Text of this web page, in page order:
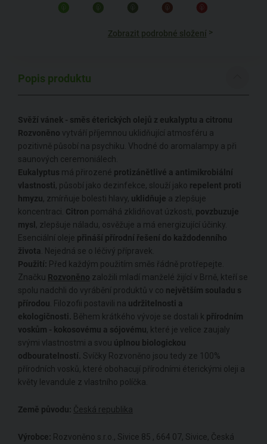
Zobrazit podrobné složení >
Popis produktu
Svěží vánek - směs éterických olejů z eukalyptu a citronu
Rozvoněno vytváří příjemnou uklidňující atmosféru a
pozitivně působí na psychiku. Vhodné do aromalampy a při
saunových ceremoniálech.
Eukalyptus má přirozené protizánětlivé a antimikrobiální
vlastnosti, působí jako dezinfekce, slouží jako repelent proti
hmyzu, zmírňuje bolesti hlavy, uklidňuje a zlepšuje
koncentraci. Citron pomáhá zklidňovat úzkosti, povzbuzuje
mysl , zlepšuje náladu, osvěžuje a má energizující účinky.
Esenciální oleje přináší přírodní řešení do každodenního
života
. Nejedná se o léčivý přípravek.
Použití: Před každým použitím směs řádně protřepejte.
Značku Rozvoněno založili mladí manželé žijící v Brně, kteří se
spolu nadchli do vyrábění produktů v co největším souladu s
přírodou . Filozofii postavili na udržitelnosti a
ekologičnosti. Během krátkého vývoje se dostali k přírodním
voskům - kokosovému a sójovému, které je velice zaujaly
svými vlastnostmi a svou úplnou biologickou
odbouratelností. Svíčky Rozvoněno jsou tedy ze 100%
přírodních vosků, které obohacují přírodními éterickými oleji a
květy levandule z vlastního políčka.
Země původu: Česká republika
Výrobce: Rozvoněno s.r.o., Sivice 85 , 664 07, Sivice, Česká